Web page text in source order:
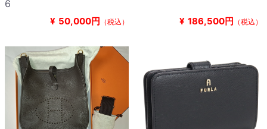
6
¥ 50,000円 （税込） ¥ 186,500円 （税込）